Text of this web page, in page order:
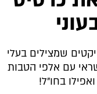
שמצילים בעלי
עם אלפי הטבות
בחו״ל!